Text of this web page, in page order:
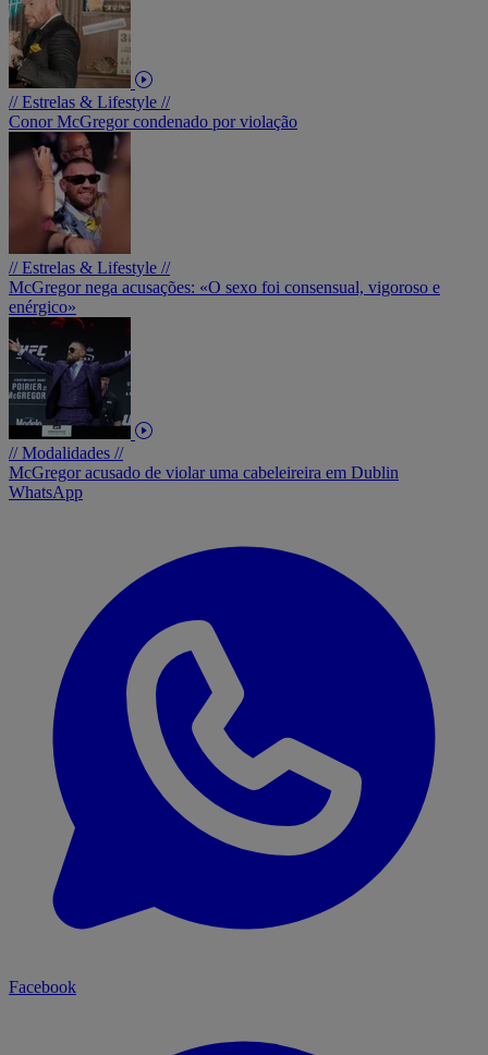
// Estrelas & Lifestyle //
Conor McGregor condenado por violação
// Estrelas & Lifestyle //
McGregor nega acusações: «O sexo foi consensual, vigoroso e
enérgico»
// Modalidades //
McGregor acusado de violar uma cabeleireira em Dublin
WhatsApp
Facebook